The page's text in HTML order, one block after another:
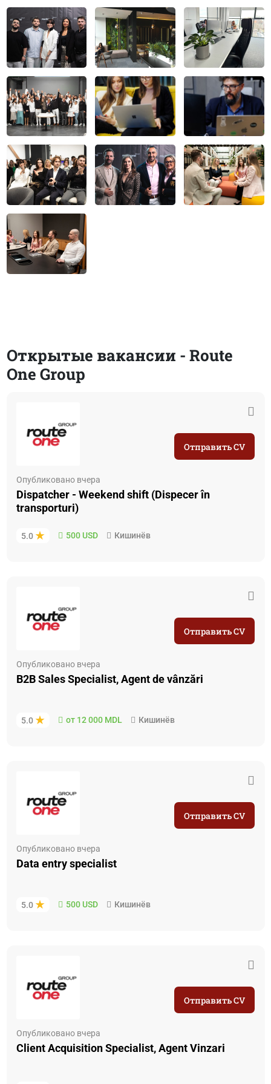
Открытые вакансии - Route
One Group
Опубликовано вчера
Dispatcher - Weekend shift (Dispecer în
transporturi)
5.0 500 USD Кишинёв
Отправить CV
Опубликовано вчера
B2B Sales Specialist, Agent de vânzări
5.0 от 12 000 MDL Кишинёв
Отправить CV
Опубликовано вчера
Data entry specialist
5.0 500 USD Кишинёв
Отправить CV
Опубликовано вчера
Client Acquisition Specialist, Agent Vinzari
Отправить CV